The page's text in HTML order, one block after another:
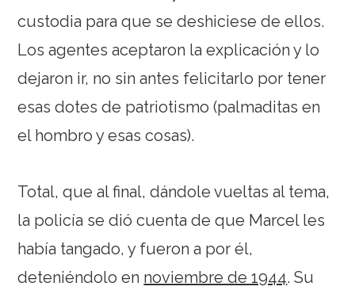
custodia para que se deshiciese de ellos.
Los agentes aceptaron la explicación y lo
dejaron ir, no sin antes felicitarlo por tener
esas dotes de patriotismo (palmaditas en
el hombro y esas cosas).
Total, que al final, dándole vueltas al tema,
la policía se dió cuenta de que Marcel les
había tangado, y fueron a por él,
deteniéndolo en noviembre de 1944. Su